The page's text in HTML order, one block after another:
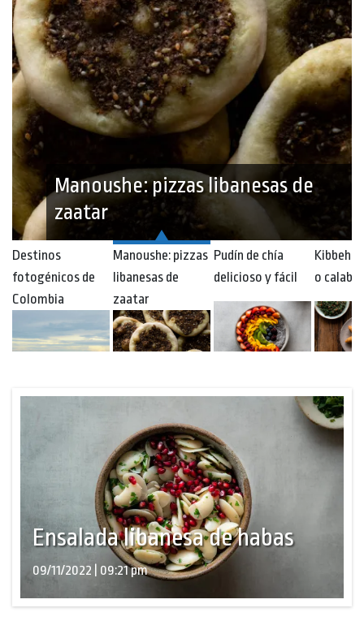
Manoushe: pizzas libanesas de
zaatar
Destinos
fotogénicos de
Colombia
Manoushe: pizzas
libanesas de
zaatar
Pudín de chía
delicioso y fácil
Kibbeh
o
Ensalada libanesa de habas
09/11/2022 | 09:21 pm